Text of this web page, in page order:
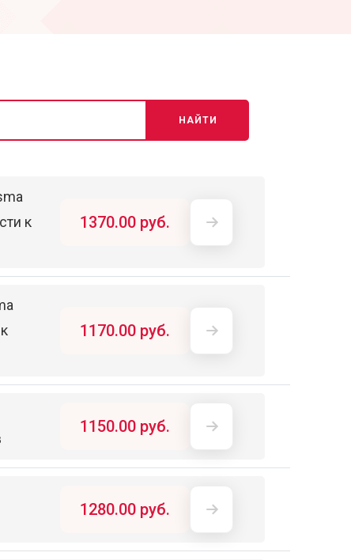
НАЙТИ
к
1370.00 руб.
1170.00 руб.
1150.00 руб.
1280.00 руб.